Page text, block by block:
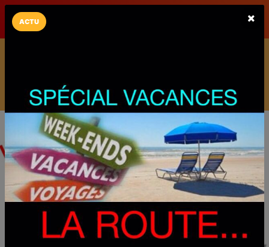
LaCarte Play Store
Télécharger Plus tard
ACTU